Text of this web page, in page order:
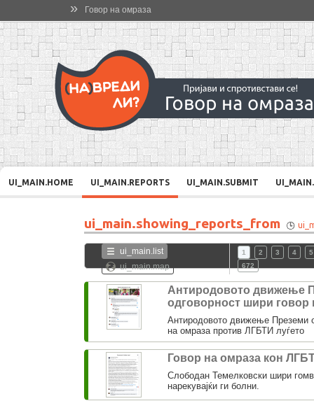
» Говор на омраза
UI_MAIN.HOME UI_MAIN.REPORTS UI_MAIN.SUBMIT
ui_main.showing_reports_from
ui_main.list
ui_main.map
1 2 3 4
5
672
Антиродовото движење
одговорност шири говор
Антиродовото движење Преземи
на омраза против ЛГБТИ луѓето
Говор на омраза кон
Слободан Темелковски шири
нарекувајќи ги болни.